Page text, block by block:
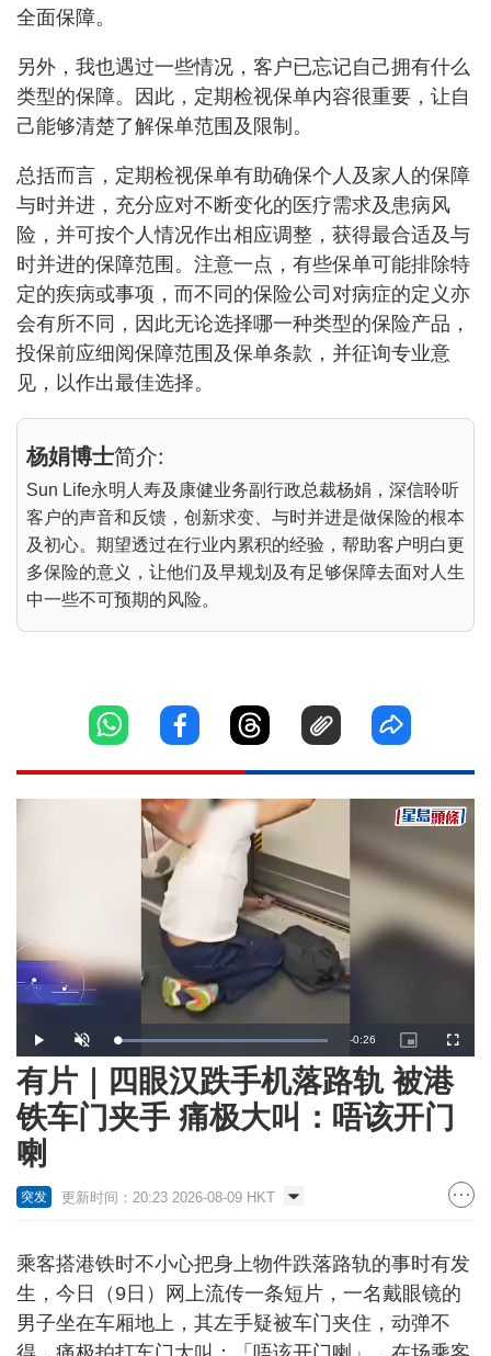
全面保障。
另外，我也遇过一些情况，客户已忘记自己拥有什么
类型的保障。因此，定期检视保单内容很重要，让自
己能够清楚了解保单范围及限制。
总括而言，定期检视保单有助确保个人及家人的保障
与时并进，充分应对不断变化的医疗需求及患病风
险，并可按个人情况作出相应调整，获得最合适及与
时并进的保障范围。注意一点，有些保单可能排除特
定的疾病或事项，而不同的保险公司对病症的定义亦
会有所不同，因此无论选择哪一种类型的保险产品，
投保前应细阅保障范围及保单条款，并征询专业意
见，以作出最佳选择。
杨娟博士简介:
Sun Life永明人寿及康健业务副行政总裁杨娟，深信聆听
客户的声音和反馈，创新求变、与时并进是做保险的根本
及初心。期望透过在行业内累积的经验，帮助客户明白更
多保险的意义，让他们及早规划及有足够保障去面对人生
中一些不可预期的风险。
Play Unmute Loaded:
100.00%
Remaining
Time
-0:26
Picture-
in-
Picture
有片｜四眼汉跌手机落路轨 被港
铁车门夹手 痛极大叫：唔该开门
喇
突发 更新时间：20:23 2026-08-09 HKT
乘客搭港铁时不小心把身上物件跌落路轨的事时有发
生，今日（9日）网上流传一条短片，一名戴眼镜的
男子坐在车厢地上，其左手疑被车门夹住，动弹不